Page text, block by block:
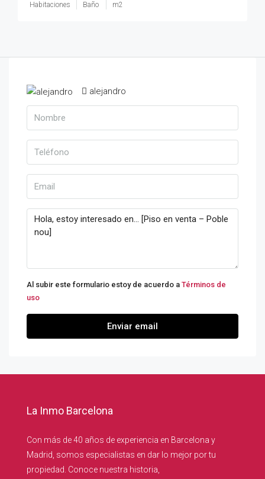
Habitaciones Baño m2
alejandro
Al subir este formulario estoy de acuerdo a Términos de
uso
Enviar email
La Inmo Barcelona
Con más de 40 años de experiencia en Barcelona y
Madrid, somos especialistas en dar lo mejor por tu
propiedad. Conoce nuestra historia,